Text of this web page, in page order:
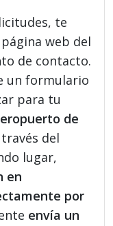
te
web del
de contacto.
un formulario
para tu
de
del
lugar,
en
por
envía un